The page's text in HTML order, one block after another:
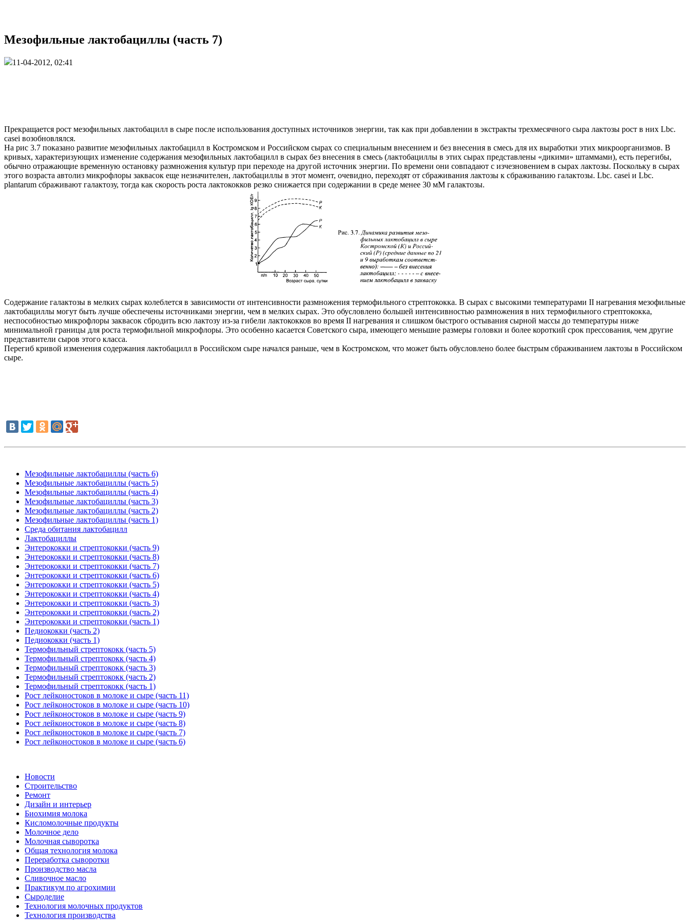
Мезофильные лактобациллы (часть 7)
11-04-2012, 02:41
Прекращается рост мезофильных лактобацилл в сыре после использования доступных источников энергии, так как при добавлении в экстракты трехмесячного сыра лактозы рост в них Lbc.
casei возобновлялся.
На рис 3.7 показано развитие мезофильных лактобацилл в Костромском и Российском сырах со специальным внесением и без внесения в смесь для их выработки этих микроорганизмов. В
кривых, характеризующих изменение содержания мезофильных лактобацилл в сырах без внесения в смесь (лактобациллы в этих сырах представлены «дикими» штаммами), есть перегибы,
обычно отражающие временную остановку размножения культур при переходе на другой источник энергии. По времени они совпадают с изчезновением в сырах лактозы. Поскольку в сырах
этого возраста автолиз микрофлоры заквасок еще незначителен, лактобациллы в этот момент, очевидно, переходят от сбраживания лактозы к сбраживанию галактозы. Lbc. casei и Lbc.
plantarum сбраживают галактозу, тогда как скорость роста лактококков резко снижается при содержании в среде менее 30 мМ галактозы.
Содержание галактозы в мелких сырах колеблется в зависимости от интенсивности размножения термофильного стрептококка. В сырах с высокими температурами II нагревания мезофильные
лактобациллы могут быть лучше обеспечены источниками энергии, чем в мелких сырах. Это обусловлено большей интенсивностью размножения в них термофильного стрептококка,
неспособностью микрофлоры заквасок сбродить всю лактозу из-за гибели лактококков во время II нагревания и слишком быстрого остывания сырной массы до температуры ниже
минимальной границы для роста термофильной микрофлоры. Это особенно касается Советского сыра, имеющего меньшие размеры головки и более короткий срок прессования, чем другие
представители сыров этого класса.
Перегиб кривой изменения содержания лактобацилл в Российском сыре начался раньше, чем в Костромском, что может быть обусловлено более быстрым сбраживанием лактозы в Российском
сыре.
Мезофильные лактобациллы (часть 6)
Мезофильные лактобациллы (часть 5)
Мезофильные лактобациллы (часть 4)
Мезофильные лактобациллы (часть 3)
Мезофильные лактобациллы (часть 2)
Мезофильные лактобациллы (часть 1)
Среда обитания лактобацилл
Лактобациллы
Энтерококки и стрептококки (часть 9)
Энтерококки и стрептококки (часть 8)
Энтерококки и стрептококки (часть 7)
Энтерококки и стрептококки (часть 6)
Энтерококки и стрептококки (часть 5)
Энтерококки и стрептококки (часть 4)
Энтерококки и стрептококки (часть 3)
Энтерококки и стрептококки (часть 2)
Энтерококки и стрептококки (часть 1)
Педиококки (часть 2)
Педиококки (часть 1)
Термофильный стрептококк (часть 5)
Термофильный стрептококк (часть 4)
Термофильный стрептококк (часть 3)
Термофильный стрептококк (часть 2)
Термофильный стрептококк (часть 1)
Рост лейконостоков в молоке и сыре (часть 11)
Рост лейконостоков в молоке и сыре (часть 10)
Рост лейконостоков в молоке и сыре (часть 9)
Рост лейконостоков в молоке и сыре (часть 8)
Рост лейконостоков в молоке и сыре (часть 7)
Рост лейконостоков в молоке и сыре (часть 6)
Новости
Строительство
Ремонт
Дизайн и интерьер
Биохимия молока
Кисломолочные продукты
Молочное дело
Молочная сыворотка
Общая технология молока
Переработка сыворотки
Производство масла
Сливочное масло
Практикум по агрохимии
Сыроделие
Технология молочных продуктов
Технология производства